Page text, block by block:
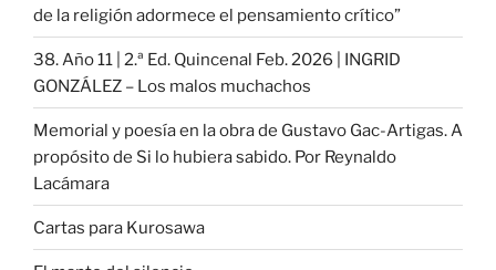
de la religión adormece el pensamiento crítico”
38. Año 11 | 2.ª Ed. Quincenal Feb. 2026 | INGRID
GONZÁLEZ – Los malos muchachos
Memorial y poesía en la obra de Gustavo Gac-Artigas. A
propósito de Si lo hubiera sabido. Por Reynaldo
Lacámara
Cartas para Kurosawa